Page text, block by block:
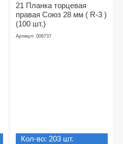
21 Планка торцевая
правая Союз 28 мм ( R-3 )
(100 шт.)
Артикул: 006737
Кол-во: 203 шт.